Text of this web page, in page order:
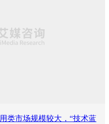
类市场规模较大，“技术蓝